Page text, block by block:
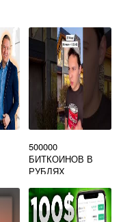
500000
БИТКОИНОВ В
РУБЛЯХ